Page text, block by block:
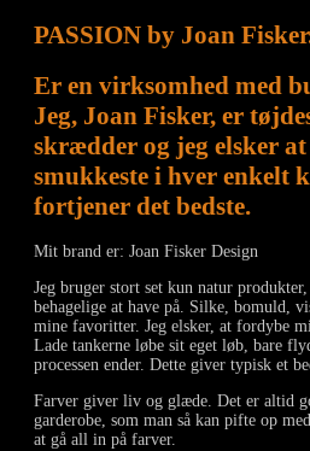
PASSION by Joan
Er en virksomhed med
Jeg, Joan Fisker, er
skrædder og jeg elsker
smukkeste i hver enkelt
fortjener det bedste.
Mit brand er: Joan Fisker Design
Jeg bruger stort set kun natur
behagelige at have på. Silke, bomuld,
mine favoritter. Jeg elsker, at fordybe
Lade tankerne løbe sit eget løb, bare
processen ender. Dette giver typisk et
Farver giver liv og glæde. Det er altid
garderobe, som man så kan pifte op
at gå all in på farver.